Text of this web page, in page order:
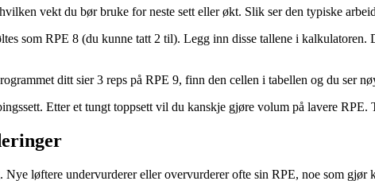
vekt du bør bruke for neste sett eller økt. Slik ser den typiske
som RPE 8 (du kunne tatt 2 til). Legg inn disse tallene i
ditt sier 3 reps på RPE 9, finn den cellen i tabellen og du ser
Etter et tungt toppsett vil du kanskje gjøre volum på lavere
Nye løftere undervurderer eller overvurderer ofte sin RPE, noe som